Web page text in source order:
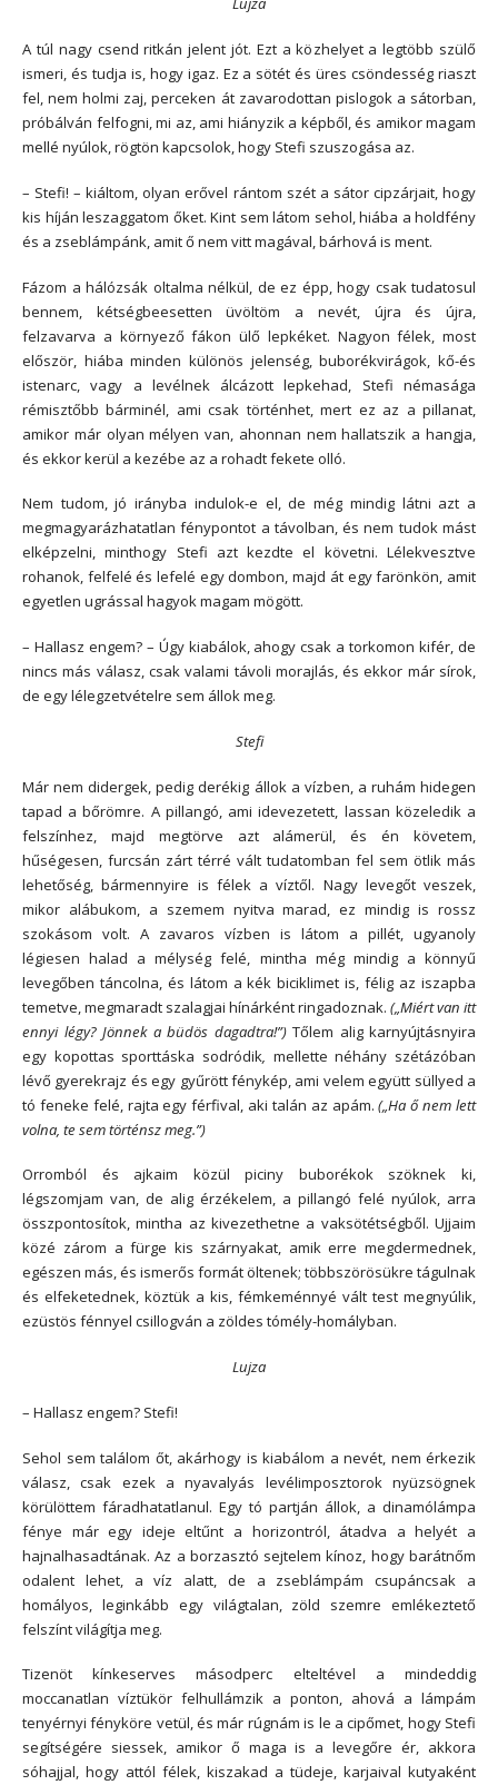
A túl nagy csend ritkán jelent jót. Ezt a közhelyet a legtöbb szülő
ismeri, és tudja is, hogy igaz. Ez a sötét és üres csöndesség riaszt
fel, nem holmi zaj, perceken át zavarodottan pislogok a sátorban,
próbálván felfogni, mi az, ami hiányzik a képből, és amikor magam
mellé nyúlok, rögtön kapcsolok, hogy Stefi szuszogása az.
– Stefi! – kiáltom, olyan erővel rántom szét a sátor cipzárjait, hogy
kis híján leszaggatom őket. Kint sem látom sehol, hiába a holdfény
és a zseblámpánk, amit ő nem vitt magával, bárhová is ment.
Fázom a hálózsák oltalma nélkül, de ez épp, hogy csak tudatosul
bennem, kétségbeesetten üvöltöm a nevét, újra és újra,
felzavarva a környező fákon ülő lepkéket. Nagyon félek, most
először, hiába minden különös jelenség, buborékvirágok, kő-és
istenarc, vagy a levélnek álcázott lepkehad, Stefi némasága
rémisztőbb bárminél, ami csak történhet, mert ez az a pillanat,
amikor már olyan mélyen van, ahonnan nem hallatszik a hangja,
és ekkor kerül a kezébe az a rohadt fekete olló.
Nem tudom, jó irányba indulok-e el, de még mindig látni azt a
megmagyarázhatatlan fénypontot a távolban, és nem tudok mást
elképzelni, minthogy Stefi azt kezdte el követni. Lélekvesztve
rohanok, felfelé és lefelé egy dombon, majd át egy farönkön, amit
egyetlen ugrással hagyok magam mögött.
– Hallasz engem? – Úgy kiabálok, ahogy csak a torkomon kifér, de
nincs más válasz, csak valami távoli morajlás, és ekkor már sírok,
de egy lélegzetvételre sem állok meg.
Stefi
Már nem didergek, pedig derékig állok a vízben, a ruhám hidegen
tapad a bőrömre. A pillangó, ami idevezetett, lassan közeledik a
felszínhez, majd megtörve azt alámerül, és én követem,
hűségesen, furcsán zárt térré vált tudatomban fel sem ötlik más
lehetőség, bármennyire is félek a víztől. Nagy levegőt veszek,
mikor alábukom, a szemem nyitva marad, ez mindig is rossz
szokásom volt. A zavaros vízben is látom a pillét, ugyanoly
légiesen halad a mélység felé, mintha még mindig a könnyű
levegőben táncolna, és látom a kék biciklimet is, félig az iszapba
temetve, megmaradt szalagjai hínárként ringadoznak. („Miért van itt
ennyi légy? Jönnek a büdös dagadtra!”) Tőlem alig karnyújtásnyira
egy kopottas sporttáska sodródik, mellette néhány szétázóban
lévő gyerekrajz és egy gyűrött fénykép, ami velem együtt süllyed a
tó feneke felé, rajta egy férfival, aki talán az apám.(„Ha ő nem lett
volna, te sem történsz meg.”)
Orromból és ajkaim közül piciny buborékok szöknek ki,
légszomjam van, de alig érzékelem, a pillangó felé nyúlok, arra
összpontosítok, mintha az kivezethetne a vaksötétségből. Ujjaim
közé zárom a fürge kis szárnyakat, amik erre megdermednek,
egészen más, és ismerős formát öltenek; többszörösükre tágulnak
és elfeketednek, köztük a kis, fémkeménnyé vált test megnyúlik,
ezüstös fénnyel csillogván a zöldes tómély-homályban.
Lujza
– Hallasz engem? Stefi!
Sehol sem találom őt, akárhogy is kiabálom a nevét, nem érkezik
válasz, csak ezek a nyavalyás levélimposztorok nyüzsögnek
körülöttem fáradhatatlanul. Egy tó partján állok, a dinamólámpa
fénye már egy ideje eltűnt a horizontról, átadva a helyét a
hajnalhasadtának. Az a borzasztó sejtelem kínoz, hogy barátnőm
odalent lehet, a víz alatt, de a zseblámpám csupáncsak a
homályos, leginkább egy világtalan, zöld szemre emlékeztető
felszínt világítja meg.
Tizenöt kínkeserves másodperc elteltével a mindeddig
moccanatlan víztükör felhullámzik a ponton, ahová a lámpám
tenyérnyi fényköre vetül, és már rúgnám is le a cipőmet, hogy Stefi
segítségére siessek, amikor ő maga is a levegőre ér, akkora
sóhajjal, hogy attól félek, kiszakad a tüdeje, karjaival kutyaként